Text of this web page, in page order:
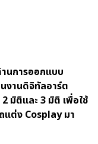
นการออกแบบ
งานดิจิทัลอาร์ต
มิติและ 3 มิติ เพื่อใช้
แต่ง Cosplay มา